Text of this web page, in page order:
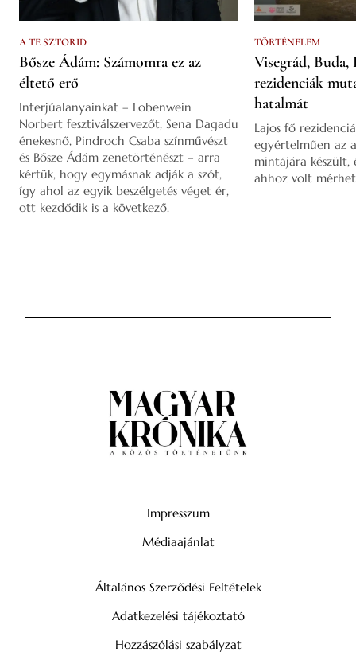
A TE SZTORID
Bősze Ádám: Számomra ez az
éltető erő
Interjúalanyainkat – Lobenwein
Norbert fesztiválszervezőt, Sena Dagadu
énekesnő, Pindroch Csaba színművészt
és Bősze Ádám zenetörténészt – arra
kértük, hogy egymásnak adják a szót,
így ahol az egyik beszélgetés véget ér,
ott kezdődik is a következő.
TÖRTÉNELEM
Visegrád,
rezidenciák
hatalmát
Lajos fő
egyértelműen az
mintájára készült,
ahhoz volt
Impresszum
Médiaajánlat
Általános Szerződési Feltételek
Adatkezelési tájékoztató
Hozzászólási szabályzat